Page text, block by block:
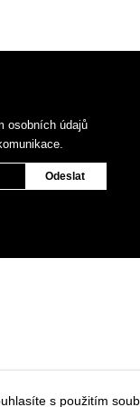
osobních údajů
s použitím